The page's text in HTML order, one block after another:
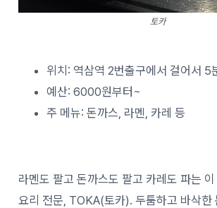
토카
위치: 역삼역 2번출구에서 걸어서 5
예산: 6000원부터~
주 메뉴: 돈까스, 라멘, 카레 등
라멘도 팔고 돈까스도 팔고 카레도 파는
요리 전문, TOKA(토카). 두툼하고 바삭한